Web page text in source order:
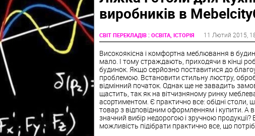
виробників в
СВІТ ПЕРЕКЛАДІВ: ОСВІТА, ІСТОРІЯ 11 Лютий 2015 ,
Високоякісна і комфортна меблювання в
мало. І тому страждають, приходячи в кінці
будинок. Якщо серйозно поставитися до
проблемою. Встановити стильну люстру,
відмінний початок. Однак ще не завадить
щастить, так як на вітчизняному ринку
асортиментом. Є практично все: обідні столи,
товар з відповідним оформленням і купити. А
значний вибір недорогою і зручною
можливість підібрати практично все, що